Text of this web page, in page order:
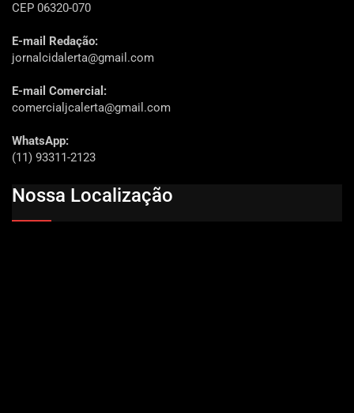
CEP 06320-070
E-mail Redação:
jornalcidalerta@gmail.com
E-mail Comercial:
comercialjcalerta@gmail.com
WhatsApp:
(11) 93311-2123
Nossa Localização